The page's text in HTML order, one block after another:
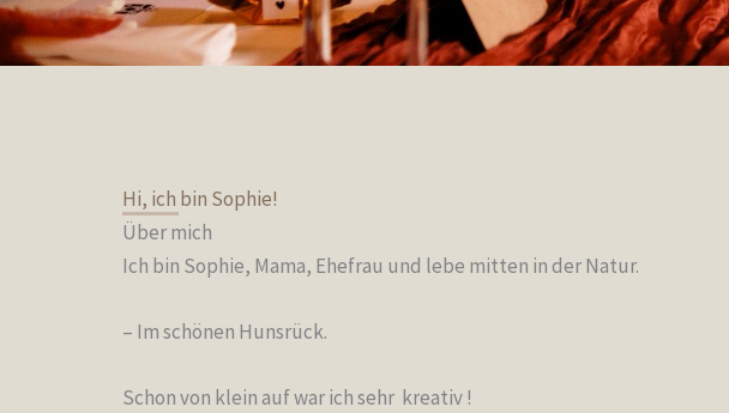
Hi, ich bin Sophie!
Über mich
Ich bin Sophie, Mama, Ehefrau und lebe mitten in der Natur.
– Im schönen Hunsrück.
Schon von klein auf war ich sehr kreativ !